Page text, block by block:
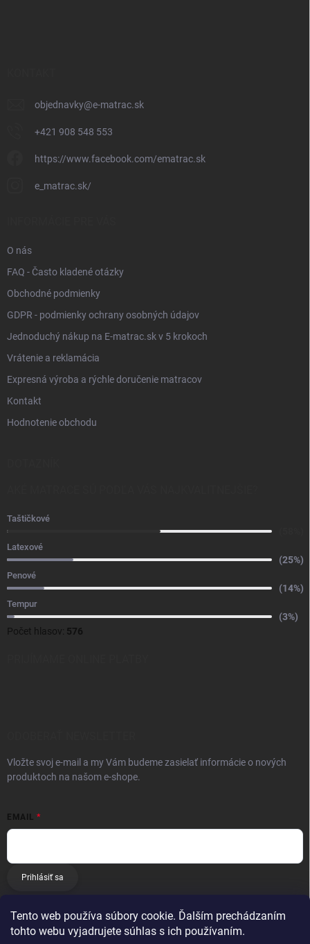
Tento web používa súbory cookie. Ďalším prechádzaním
tohto webu vyjadrujete súhlas s ich používaním.
objednavky@e-matrac.sk
+421 908 548 553
https://www.facebook.com/ematrac.sk
e_matrac.sk/
O nás
FAQ - Často kladené otázky
Obchodné podmienky
GDPR - podmienky ochrany osobných údajov
Jednoduchý nákup na E-matrac.sk v 5 krokoch
Vrátenie a reklamácia
Expresná výroba a rýchle doručenie matracov
Kontakt
Hodnotenie obchodu
Taštičkové
Latexové
(25%)
Penové
(14%)
Tempur
(3%)
Počet hlasov: 576
Vložte svoj e-mail a my Vám budeme zasielať informácie o nových
produktoch na našom e-shope.
EMAIL
Prihlásiť sa